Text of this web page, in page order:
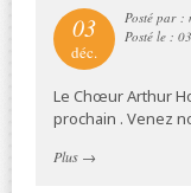
03
déc.
Posté par :
Posté le :
Le Chœur Arthur
prochain . Venez
Plus →